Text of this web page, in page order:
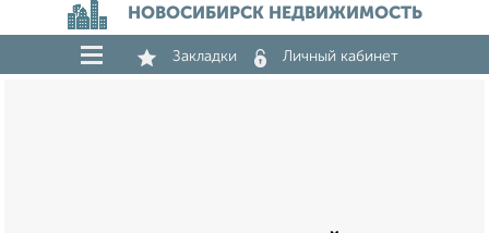
НОВОСИБИРСК НЕДВИЖИМОСТЬ
Закладки Личный кабинет